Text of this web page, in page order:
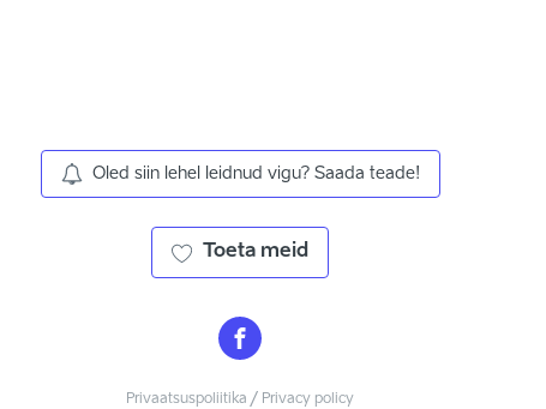
Oled siin lehel leidnud vigu? Saada teade!
Toeta meid
Privaatsuspoliitika / Privacy policy